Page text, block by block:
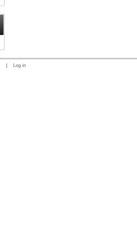
Log in